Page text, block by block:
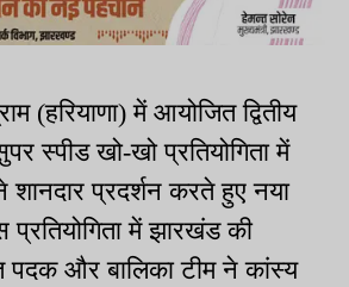
(हरियाणा) में आयोजित द्वितीय
स्पीड खो-खो प्रतियोगिता में
शानदार प्रदर्शन करते हुए नया
प्रतियोगिता में झारखंड की
और बालिका टीम ने कांस्य